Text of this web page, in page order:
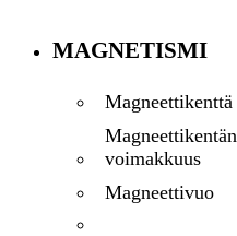
MAGNETISMI
Magneettikenttä
Magneettikentän
voimakkuus
Magneettivuo